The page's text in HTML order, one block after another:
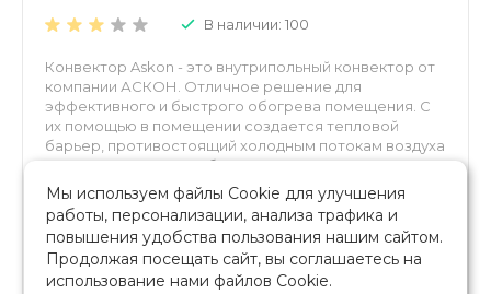
В наличии: 100
Конвектор Askon - это внутрипольный конвектор от
компании АСКОН. Отличное решение для
эффективного и быстрого обогрева помещения. С
их помощью в помещении создается тепловой
барьер, противостоящий холодным потокам воздуха
от стеклянных стен и больших окон. Прекрасно
встраиваются в структуру пола, оставаясь
невидимыми невооруженному взгляду. Могут
применяться для холодного кондиционирования.
Конвекторы АСКОН рекомендуются для отопления
жилых и нежилых помещений (с высокими окнами,
витражами, террассами или стеклянными фасадами,
• Производитель — Аskon
•
Вес — 16,4
• Длина — 2600
Мы используем файлы Cookie для улучшения
работы, персонализации, анализа трафика и
повышения удобства пользования нашим сайтом.
Продолжая посещать сайт, вы соглашаетесь на
использование нами файлов Cookie.